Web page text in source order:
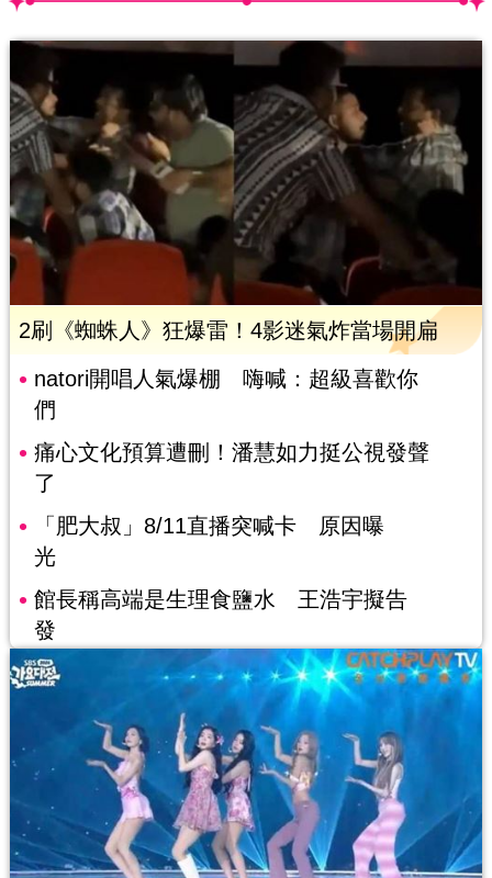
2刷《蜘蛛人》狂爆雷！4影迷氣炸當場開扁
natori開唱人氣爆棚 嗨喊：超級喜歡你
們
痛心文化預算遭刪！潘慧如力挺公視發聲
了
「肥大叔」8/11直播突喊卡 原因曝
光
館長稱高端是生理食鹽水 王浩宇擬告
發